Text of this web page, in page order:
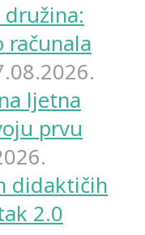
družina:
računala
ljetna
prvu
didaktičih
2.0